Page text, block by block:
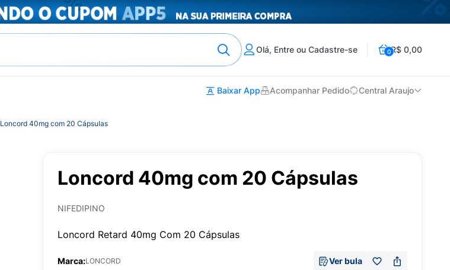
Olá, Entre ou Cadastre-se 0R$ 0,00
Baixar App Acompanhar Pedido Central Araujo
Loncord 40mg com 20 Cápsulas
Loncord 40mg com 20 Cápsulas
NIFEDIPINO
Loncord Retard 40mg Com 20 Cápsulas
Marca:LONCORD Ver bula